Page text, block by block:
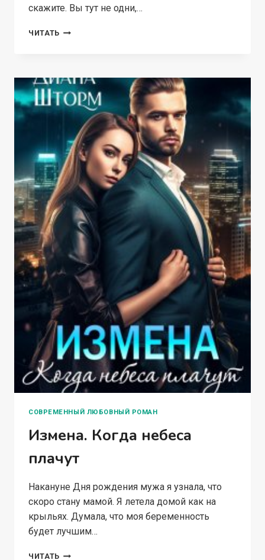
скажите. Вы тут не одни,…
ЧИТАТЬ РАЗВОД.
СОВРЕМЕННЫЙ ЛЮБОВНЫЙ РОМАН
Измена. Когда небеса
плачут
Накануне Дня рождения мужа я узнала, что
скоро стану мамой. Я летела домой как на
крыльях. Думала, что моя беременность
будет лучшим…
ЧИТАТЬ ИЗМЕНА.